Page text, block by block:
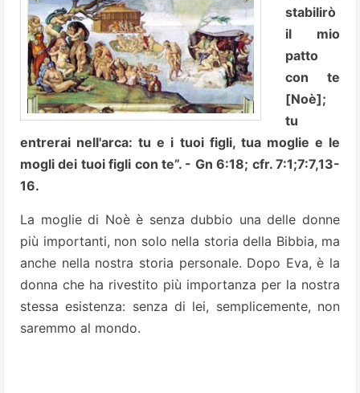
stabilirò
il mio
patto
con te
[Noè];
tu
entrerai nell'arca: tu e i tuoi figli, tua moglie e le
mogli dei tuoi figli con te”. - Gn 6:18; cfr. 7:1;7:7,13-
16.
La moglie di Noè è senza dubbio una delle donne
più importanti, non solo nella storia della Bibbia, ma
anche nella nostra storia personale. Dopo Eva, è la
donna che ha rivestito più importanza per la nostra
stessa esistenza: senza di lei, semplicemente, non
saremmo al mondo.